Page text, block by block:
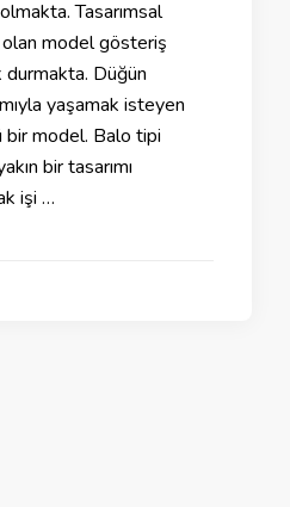
Tasarımsal
model gösteriş
durmakta. Düğün
yaşamak isteyen
bir model. Balo tipi
bir tasarımı
işi …